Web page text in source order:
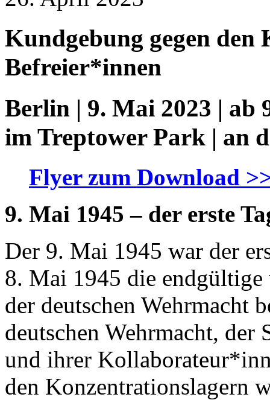
Kundgebung gegen
Befreier*innen
Berlin | 9. Mai 2023 | ab
im Treptower Park | an
Flyer zum Download
9. Mai 1945 – der erste
Der 9. Mai 1945 war der
8. Mai 1945 die
der deutschen Wehrmacht
deutschen Wehrmacht, der
und ihrer
den Konzentrationslagern